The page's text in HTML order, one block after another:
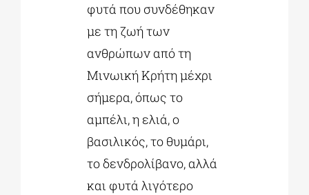
φυτά που συνδέθηκαν
με τη ζωή των
ανθρώπων από τη
Μινωική Κρήτη μέχρι
σήμερα, όπως το
αμπέλι, η ελιά, ο
βασιλικός, το θυμάρι,
το δενδρολίβανο, αλλά
και φυτά λιγότερο